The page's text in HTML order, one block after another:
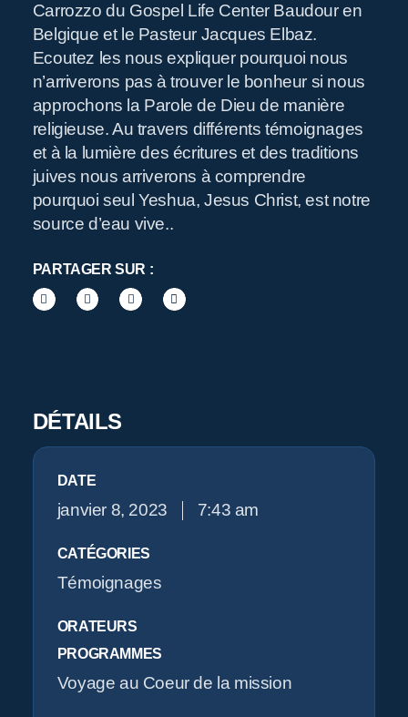
Carrozzo du Gospel Life Center Baudour en
Belgique et le Pasteur Jacques Elbaz.
Ecoutez les nous expliquer pourquoi nous
n’arriverons pas à trouver le bonheur si nous
approchons la Parole de Dieu de manière
religieuse. Au travers différents témoignages
et à la lumière des écritures et des traditions
juives nous arriverons à comprendre
pourquoi seul Yeshua, Jesus Christ, est notre
source d’eau vive..
PARTAGER SUR :
DÉTAILS
DATE
janvier 8, 2023 7:43 am
CATÉGORIES
Témoignages
ORATEURS
PROGRAMMES
Voyage au Coeur de la mission